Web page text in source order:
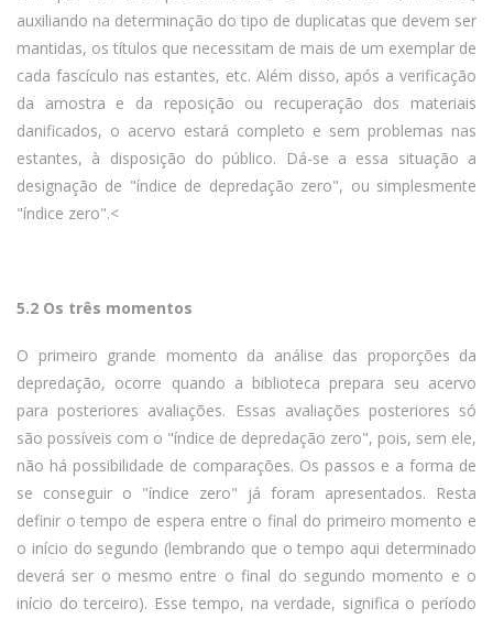
auxiliando na determinação do tipo de duplicatas que devem ser
mantidas, os títulos que necessitam de mais de um exemplar de
cada fascículo nas estantes, etc. Além disso, após a verificação
da amostra e da reposição ou recuperação dos materiais
danificados, o acervo estará completo e sem problemas nas
estantes, à disposição do público. Dá-se a essa situação a
designação de "índice de depredação zero", ou simplesmente
"índice zero".<
5.2 Os três momentos
O primeiro grande momento da análise das proporções da
depredação, ocorre quando a biblioteca prepara seu acervo
para posteriores avaliações. Essas avaliações posteriores só
são possíveis com o "índice de depredação zero", pois, sem ele,
não há possibilidade de comparações. Os passos e a forma de
se conseguir o "índice zero" já foram apresentados. Resta
definir o tempo de espera entre o final do primeiro momento e
o início do segundo (lembrando que o tempo aqui determinado
deverá ser o mesmo entre o final do segundo momento e o
início do terceiro). Esse tempo, na verdade, significa o período